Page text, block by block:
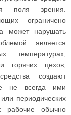
поля зрения.
ограничено
может нарушать
является
температурах,
горячих цехов,
создают
не всегда ими
периодических
рабочие обычно